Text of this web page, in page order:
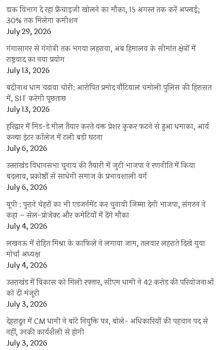
डाक विभाग दे रहा फ्रेंचाइजी खोलने का मौका, 15 अगस्त तक करें अप्लाई;
30% तक मिलेगा कमीशन
July 29, 2026
गंगासागर से गंगोत्री तक भगवा लहराया, अब हिमालय के सीमांत क्षेत्रों में
राष्ट्रवाद का नया प्रयोग
July 13, 2026
बद्रीनाथ धाम चढ़ावा चोरी: आरोपित प्रमोद नौटियाल चमोली पुलिस की हिरासत
में, SIT करेगी पूछताछ
July 13, 2026
हरिद्वार में मिड-डे मील तैयार करते वक्त प्रेशर कुकर फटने से हुआ धमाका, आर्य
कन्या इंटर कॉलेज में टली बड़ी घटना
July 6, 2026
उत्तराखंंड विधानसभा चुनाव की तैयारी में जुटी भाजपा ने रणनीति में किया
बदलाव, प्रकोष्ठों से साधेगी समाज के प्रभावशाली वर्ग
July 6, 2026
यूपी : पुराने चेहरों का भी एडजर्नमेंट कर चुनावी जिम्मा देगी भाजपा, संगठन ने
कहा – सेल-प्रोजेक्ट और कमेटियों में देंगे मौका
July 4, 2026
लखनऊ में रोहित मिश्रा के काफिले ने लगाया जाम, तलवार लहराते दिखे युवा
मोर्चा अध्यक्ष
July 4, 2026
उत्तराखंड में विकास को मिली रफ्तार, सीएम धामी ने 42 करोड़ की परियोजनाओं
को दी मंजूरी
July 3, 2026
देहरादून में CM धामी ने बांटे नियुक्ति पत्र, बोले- अधिकारियों की पहचान पद से
नहीं, उनकी कार्यशैली से होगी
July 3, 2026